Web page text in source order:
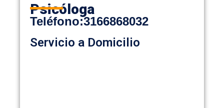
Psicóloga
Teléfono:3166868032
Servicio a Domicilio